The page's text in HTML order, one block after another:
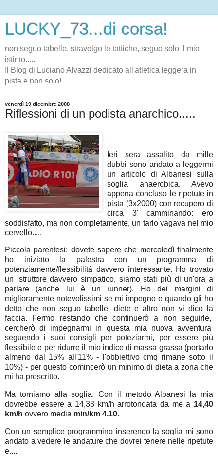
LUCKY_73...di corsa!
non seguo tabelle, stravolgo le tattiche, seguo solo il mio
istinto......
Il Blog di Luciano Alvazzi dedicato all'atletica leggera in
pista e non solo!
venerdì 19 dicembre 2008
Riflessioni di un podista anarchico.....
Ieri sera assalito da mille
dubbi sono andato a leggermi
un articolo di Albanesi sulla
soglia anaerobica. Avevo
appena concluso le ripetute in
pista (3x2000) con recupero di
circa 3' camminando: ero
soddisfatto, ma non completamente, un tarlo vagava nel mio
cervello.....
Piccola parentesi: dovete sapere che mercoledì finalmente
ho iniziato la palestra con un programma di
potenziamente/flessibilità davvero interessante. Ho trovato
un istruttore davvero simpatico, siamo stati più di un'ora a
parlare (anche lui è un runner). Ho dei margini di
miglioramente notevolissimi se mi impegno e quando gli ho
detto che non seguo tabelle, diete e altro non vi dico la
faccia. Fermo restando che continuerò a non seguirle,
cercherò di impegnarmi in questa mia nuova avventura
seguendo i suoi consigli per poteziarmi, per essere più
flessibile e per ridurre il mio indice di massa grassa (portarlo
almeno dal 15% all'11% - l'obbiettivo cmq rimane sotto il
10%) - per questo comincerò un minimo di dieta a zona che
mi ha prescritto.
Ma torniamo alla soglia. Con il metodo Albanesi la mia
dovrebbe essere a 14,33 km/h arrotondata da me a 14,40
km/h ovvero media min/km 4.10.
Con un semplice programmino inserendo la soglia mi sono
andato a vedere le andature che dovrei tenere nelle ripetute
e....